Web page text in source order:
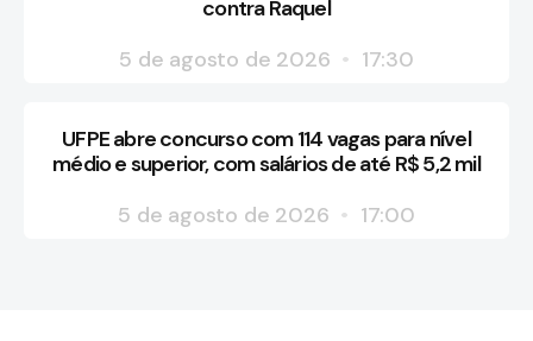
contra Raquel
5 de agosto de 2026
17:30
UFPE abre concurso com 114 vagas para nível
médio e superior, com salários de até R$ 5,2 mil
5 de agosto de 2026
17:00